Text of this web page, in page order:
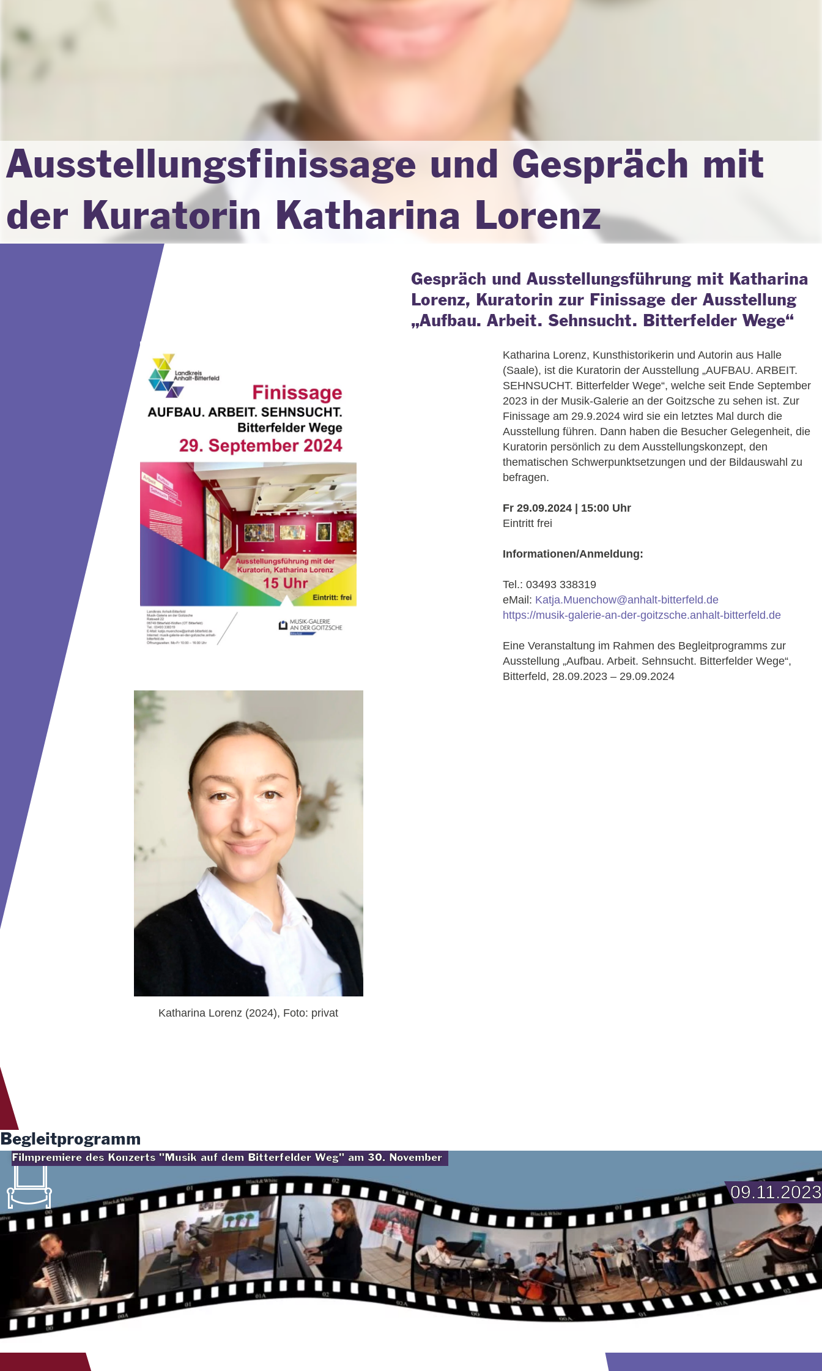
Ausstellungsfinissage und Gespräch mit
der Kuratorin Katharina Lorenz
Gespräch und Ausstellungsführung mit Katharina
Lorenz, Kuratorin zur Finissage der Ausstellung
„Aufbau. Arbeit. Sehnsucht. Bitterfelder Wege“
Katharina Lorenz, Kunsthistorikerin und Autorin aus Halle
(Saale), ist die Kuratorin der Ausstellung „AUFBAU. ARBEIT.
SEHNSUCHT. Bitterfelder Wege“, welche seit Ende September
2023 in der Musik-Galerie an der Goitzsche zu sehen ist. Zur
Finissage am 29.9.2024 wird sie ein letztes Mal durch die
Ausstellung führen. Dann haben die Besucher Gelegenheit, die
Kuratorin persönlich zu dem Ausstellungskonzept, den
thematischen Schwerpunktsetzungen und der Bildauswahl zu
befragen.
Fr 29.09.2024 | 15:00 Uhr
Eintritt frei
Informationen/Anmeldung:
Tel.: 03493 338319
eMail: Katja.Muenchow@anhalt-bitterfeld.de
https://musik-galerie-an-der-goitzsche.anhalt-bitterfeld.de
Eine Veranstaltung im Rahmen des Begleitprogramms zur
Ausstellung „Aufbau. Arbeit. Sehnsucht. Bitterfelder Wege“,
Bitterfeld, 28.09.2023 – 29.09.2024
Katharina Lorenz (2024), Foto: privat
Begleitprogramm
09.11.2023
Filmpremiere des Konzerts "Musik auf dem Bitterfelder Weg" am 30. November